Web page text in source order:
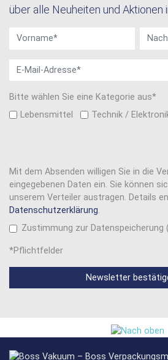
über alle Neuheiten und Aktionen
Bitte wählen Sie eine Kategorie aus*
Lebensmittel
Technik /
Mit dem Absenden willigen Sie in die
eingegebenen Daten ein. Sie können
unserem Verteiler austragen. Details
Datenschutzerklärung.
Zustimmung zur Datenspeicherung
*Pflichtfelder
Newsletter